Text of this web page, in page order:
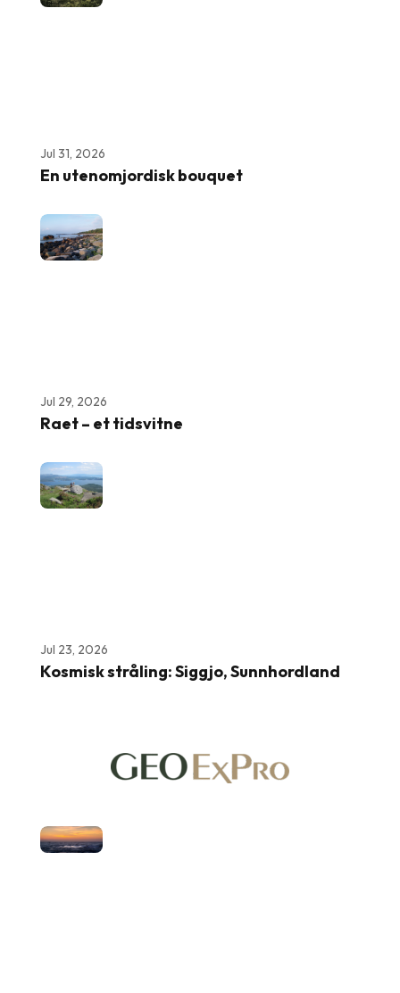
Jul 31, 2026
En utenomjordisk bouquet
Jul 29, 2026
Raet – et tidsvitne
Jul 23, 2026
Kosmisk stråling: Siggjo, Sunnhordland